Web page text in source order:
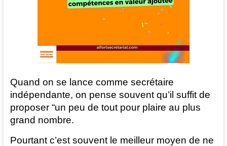
Quand on se lance comme secrétaire
indépendante, on pense souvent qu’il suffit de
proposer “un peu de tout pour plaire au plus
grand nombre.
Pourtant c’est souvent le meilleur moyen de ne